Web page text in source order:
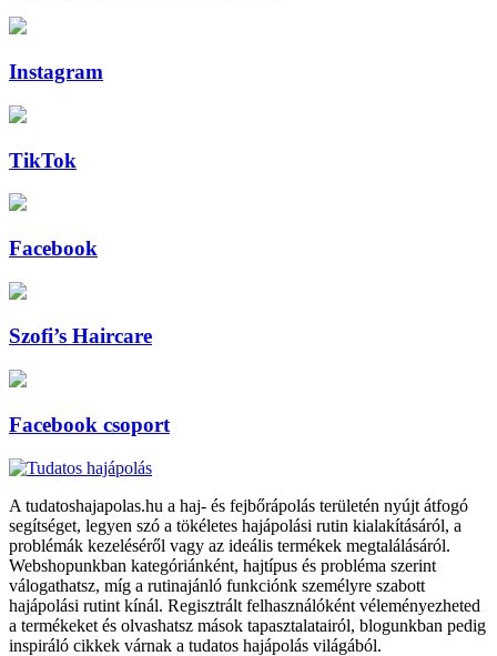
Instagram
TikTok
Facebook
Szofi’s Haircare
Facebook csoport
A tudatoshajapolas.hu a haj- és fejbőrápolás területén nyújt átfogó
segítséget, legyen szó a tökéletes hajápolási rutin kialakításáról, a
problémák kezeléséről vagy az ideális termékek megtalálásáról.
Webshopunkban kategóriánként, hajtípus és probléma szerint
válogathatsz, míg a rutinajánló funkciónk személyre szabott
hajápolási rutint kínál. Regisztrált felhasználóként véleményezheted
a termékeket és olvashatsz mások tapasztalatairól, blogunkban pedig
inspiráló cikkek várnak a tudatos hajápolás világából.